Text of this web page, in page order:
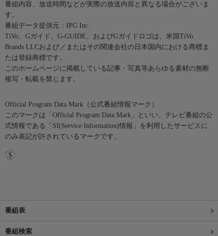
番組内容、放送時間などが実際の放送内容と異なる場合がございま
す。
番組データ提供元：IPG Inc.
TiVo、Gガイド、G-GUIDE、およびGガイドロゴは、米国TiVo
Brands LLCおよび／またはその関連会社の日本国内における商標ま
たは登録商標です。
このホームページに掲載している記事・写真等あらゆる素材の無断
複写・転載を禁じます。
Official Program Data Mark（公式番組情報マーク）
このマークは「Official Program Data Mark」といい、テレビ番組の公
式情報である「SI(Service Information)情報」を利用したサービスに
のみ表記が許されているマークです。
番組表
番組検索